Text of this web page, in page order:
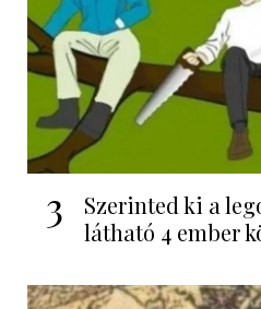
3
Szerinted ki a
látható 4 ember